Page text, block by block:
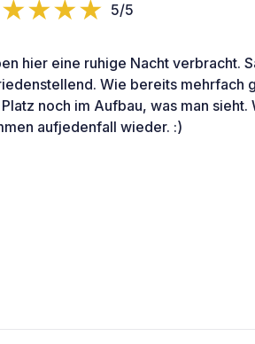
5/5
hier eine ruhige Nacht verbracht.
Wie bereits mehrfach
noch im Aufbau, was man sieht.
aufjedenfall wieder. :)